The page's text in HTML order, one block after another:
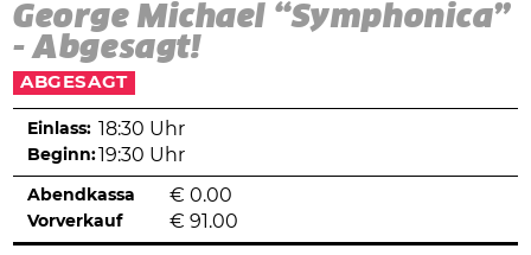
George Michael “Symphonica”
- Abgesagt!
ABGESAGT
Einlass: 18:30 Uhr
Beginn: 19:30 Uhr
Abendkassa € 0.00
Vorverkauf € 91.00